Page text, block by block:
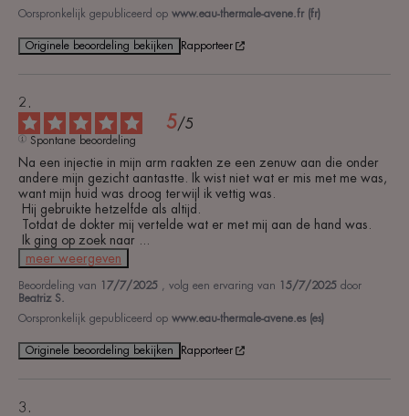
Oorspronkelijk gepubliceerd op www.eau-thermale-avene.fr (fr)
Originele beoordeling bekijken Rapporteer
5/5
Spontane beoordeling
Na een injectie in mijn arm raakten ze een zenuw aan die onder
andere mijn gezicht aantastte. Ik wist niet wat er mis met me was,
want mijn huid was droog terwijl ik vettig was.
Ik ging op zoek naar
meer weergeven
Beoordeling van 17/7/2025 , volg een ervaring van 15/7/2025 door
Beatriz S.
Oorspronkelijk gepubliceerd op www.eau-thermale-avene.es (es)
Originele beoordeling bekijken Rapporteer